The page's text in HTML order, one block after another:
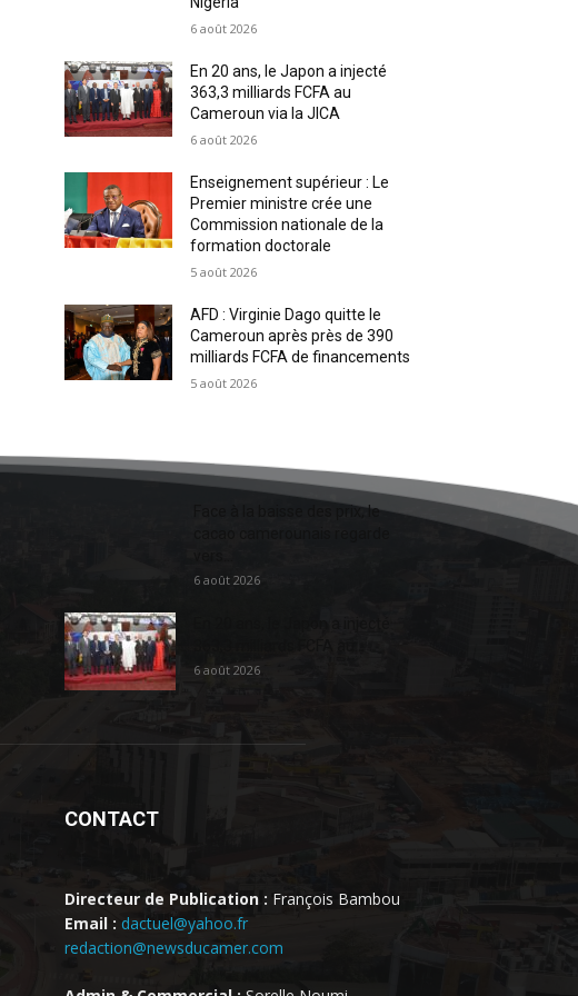
6 août 2026
En 20 ans, le Japon a injecté
363,3 milliards FCFA au
Cameroun via la JICA
6 août 2026
Enseignement supérieur : Le
Premier ministre crée une
Commission nationale de la
formation doctorale
5 août 2026
AFD : Virginie Dago quitte le
Cameroun après près de 390
milliards FCFA de financements
5 août 2026
Face à la baisse des prix, le
6 août 2026
6 août 2026
CONTACT
Directeur de Publication : François Bambou
Email : dactuel@yahoo.fr
redaction@newsducamer.com